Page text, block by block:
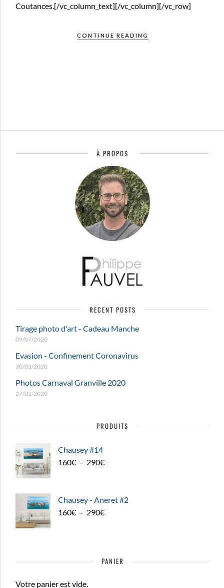
Coutances.[/vc_column_text][/vc_column][/vc_row]
CONTINUE READING
À PROPOS
RECENT POSTS
Tirage photo d'art - Cadeau Manche
09/07/2020
Evasion - Confinement Coronavirus
30/03/2020
Photos Carnaval Granville 2020
27/02/2020
PRODUITS
Chausey #14
160€ – 290€Plage
160€
à
Chausey - Aneret #2
160€ – 290€Plage
à
PANIER
Votre panier est vide.